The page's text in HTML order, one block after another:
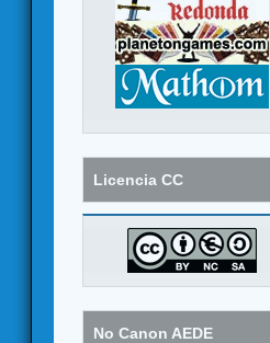
Licencia CC
No Canon AEDE